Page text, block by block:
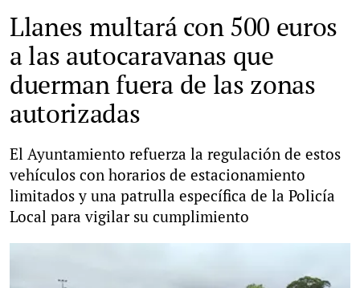
Llanes multará con 500 euros
a las autocaravanas que
duerman fuera de las zonas
autorizadas
El Ayuntamiento refuerza la regulación de estos
vehículos con horarios de estacionamiento
limitados y una patrulla específica de la Policía
Local para vigilar su cumplimiento